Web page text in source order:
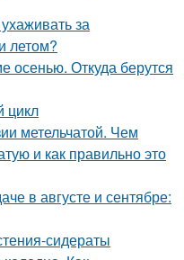
за
летом?
осенью. Откуда берутся
цикл
метельчатой. Чем
и как правильно это
в августе и сентябре:
сидераты